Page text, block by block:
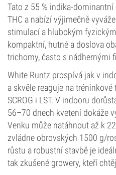
Tato z 55 % indika-
THC a nabízí výjimečně
stimulací a hlubokým
kompaktní, hutné a doslova
trichomy, často s nádhernými
White Runtz prospívá jak v
a skvěle reaguje na
SCROG i LST. V indooru
56–70 dnech kvetení dokáže
Venku může natáhnout až k
zvládne obrovských 1500 g/
růstu a robustní stavbě je
tak zkušené growery, kteří